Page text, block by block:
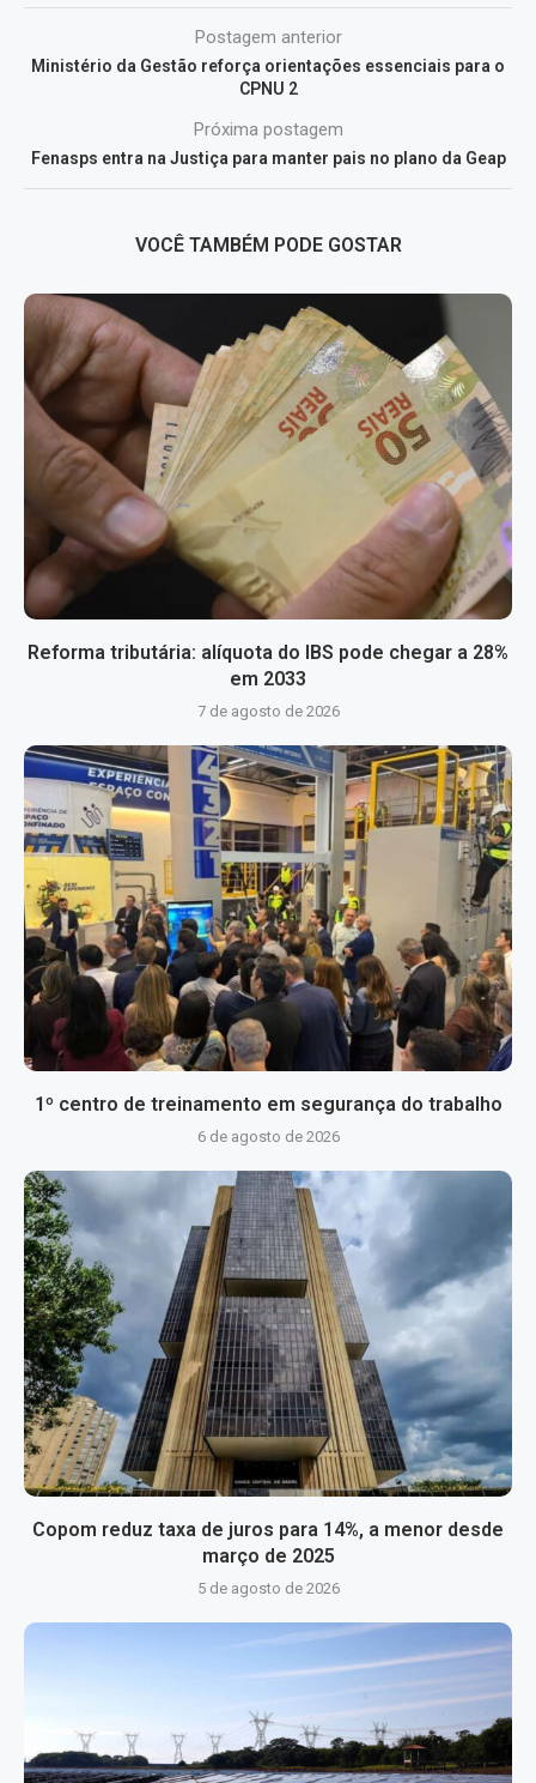
Postagem anterior
Ministério da Gestão reforça orientações essenciais para o
CPNU 2
Próxima postagem
Fenasps entra na Justiça para manter pais no plano da Geap
VOCÊ TAMBÉM PODE GOSTAR
Reforma tributária: alíquota do IBS pode chegar a 28%
em 2033
7 de agosto de 2026
1º centro de treinamento em segurança do trabalho
6 de agosto de 2026
Copom reduz taxa de juros para 14%, a menor desde
março de 2025
5 de agosto de 2026